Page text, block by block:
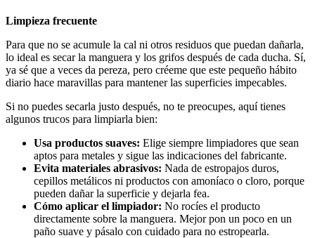
Limpieza frecuente
Para que no se acumule la cal ni otros residuos que puedan dañarla,
lo ideal es secar la manguera y los grifos después de cada ducha. Sí,
ya sé que a veces da pereza, pero créeme que este pequeño hábito
diario hace maravillas para mantener las superficies impecables.
Si no puedes secarla justo después, no te preocupes, aquí tienes
algunos trucos para limpiarla bien:
Usa productos suaves: Elige siempre limpiadores que sean
aptos para metales y sigue las indicaciones del fabricante.
Evita materiales abrasivos: Nada de estropajos duros,
cepillos metálicos ni productos con amoníaco o cloro, porque
pueden dañar la superficie y dejarla fea.
Cómo aplicar el limpiador: No rocíes el producto
directamente sobre la manguera. Mejor pon un poco en un
paño suave y pásalo con cuidado para no estropearla.